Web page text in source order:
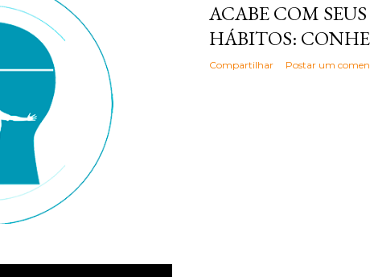
ACABE COM
HÁBITOS:
Compartilhar Postar um